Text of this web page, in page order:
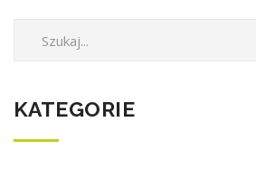
KATEGORIE